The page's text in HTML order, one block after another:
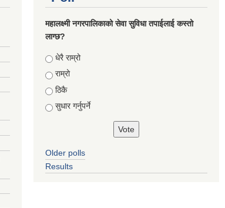
महालक्ष्मी नगरपालिकाको सेवा सुविधा तपाईलाई कस्तो
लाग्छ?
Choices
धेरै राम्रो
राम्रो
ठिकै
सुधार गर्नुपर्ने
Older polls
Results